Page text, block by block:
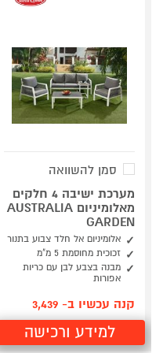
סמן להשוואה
מערכת ישיבה 4 חלקים
מאלומיניום AUSTRALIA
GARDEN
אלומיניום אל חלד צבוע בתנור
זכוכית מחוסמת 5 מ"מ
מבנה בצבע לבן עם כריות
אפורות
קנה עכשיו ב- 3,439
למידע ורכישה